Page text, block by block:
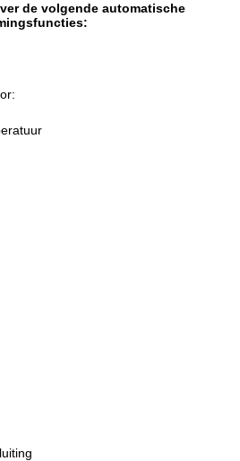
de volgende automatische